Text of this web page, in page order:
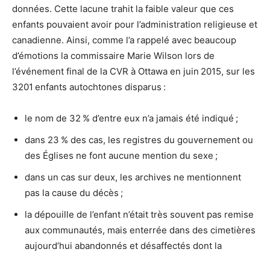
données. Cette lacune trahit la faible valeur que ces
enfants pouvaient avoir pour l’administration religieuse et
canadienne. Ainsi, comme l’a rappelé avec beaucoup
d’émotions la commissaire Marie Wilson lors de
l’événement final de la CVR à Ottawa en juin 2015, sur les
3201 enfants autochtones disparus :
le nom de 32 % d’entre eux n’a jamais été indiqué ;
dans 23 % des cas, les registres du gouvernement ou
des Églises ne font aucune mention du sexe ;
dans un cas sur deux, les archives ne mentionnent
pas la cause du décès ;
la dépouille de l’enfant n’était très souvent pas remise
aux communautés, mais enterrée dans des cimetières
aujourd’hui abandonnés et désaffectés dont la